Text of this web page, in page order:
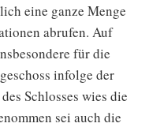
eine ganze Menge
abrufen. Auf
für die
infolge der
Schlosses wies die
sei auch die